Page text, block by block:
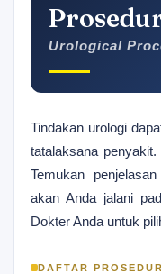
Urological
Tindakan urologi
tatalaksana
Temukan
akan Anda jalani
Dokter Anda untuk
DAFTAR